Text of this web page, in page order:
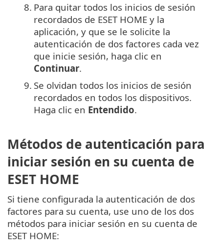
8. Para quitar todos los inicios de sesión
recordados de ESET HOME y la
aplicación, y que se le solicite la
autenticación de dos factores cada vez
que inicie sesión, haga clic en
Continuar.
9. Se olvidan todos los inicios de sesión
recordados en todos los dispositivos.
Haga clic en Entendido.
Métodos de autenticación para
iniciar sesión en su cuenta de
ESET HOME
Si tiene configurada la autenticación de dos
factores para su cuenta, use uno de los dos
métodos para iniciar sesión en su cuenta de
ESET HOME: